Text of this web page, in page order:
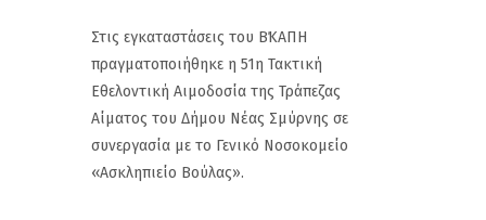
Στις εγκαταστάσεις του Β΄ΚΑΠΗ
πραγματοποιήθηκε η 51η Τακτική
Εθελοντική Αιμοδοσία της Τράπεζας
Αίματος του Δήμου Νέας Σμύρνης σε
συνεργασία με το Γενικό Νοσοκομείο
«Ασκληπιείο Βούλας».